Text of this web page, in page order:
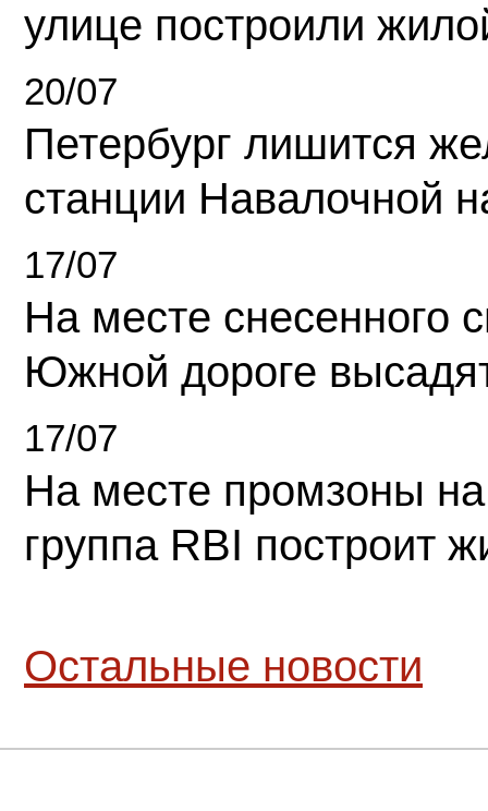
улице построили
20/07
Петербург лишится
станции Навалочной
17/07
На месте снесенного
Южной дороге
17/07
На месте промзоны
группа RBI построит
Остальные новости